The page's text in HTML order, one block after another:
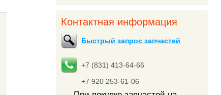
Контактная информация
Быстрый запрос запчастей
+7 (831) 413-64-66
+7 920 253-61-06